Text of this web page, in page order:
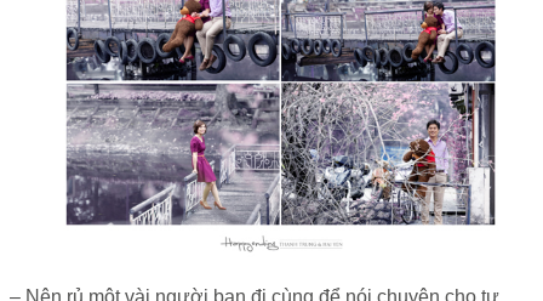
– Nên rủ một vài người bạn đi cùng để nói chuyện cho tự